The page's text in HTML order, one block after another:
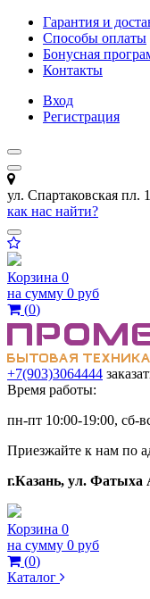
Гарантия и
Способы оплаты
Бонусная
Контакты
Вход
Регистрация
ул. Спартаковская пл.
как нас найти?
Корзина 0
на сумму 0 руб
(0)
+7(903)3064444
Время работы:
пн-пт 10:00-19:00, сб-
Приезжайте к нам по
г.Казань, ул. Фатыха
Корзина 0
на сумму 0 руб
(0)
Каталог